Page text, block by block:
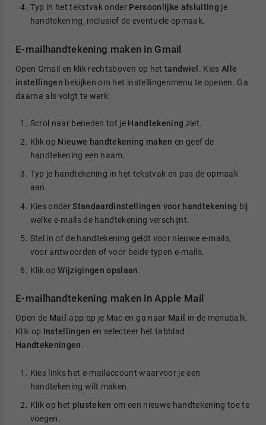
Typ in het tekstvak onder Persoonlijke afsluiting je
handtekening, inclusief de eventuele opmaak.
E-mailhandtekening maken in Gmail
Open Gmail en klik rechtsboven op het tandwiel. Kies Alle
instellingen bekijken om het instellingenmenu te openen. Ga
daarna als volgt te werk:
Scrol naar beneden tot je Handtekening ziet.
Klik op Nieuwe handtekening maken en geef de
handtekening een naam.
Typ je handtekening in het tekstvak en pas de opmaak
aan.
Kies onderStandaardinstellingen voor handtekening bij
welke e-mails de handtekening verschijnt.
Stel in of de handtekening geldt voor nieuwe e-mails,
voor antwoorden of voor beide typen e-mails.
Klik opWijzigingen opslaan.
E-mailhandtekening maken in Apple Mail
Open de Mail-app op je Mac en ga naar Mail
in de menubalk.
Klik op Instellingen en selecteer het tabblad
Handtekeningen.
Kies links het e-mailaccount waarvoor je een
handtekening wilt maken.
Klik op het plusteken om een nieuwe handtekening toe te
voegen.